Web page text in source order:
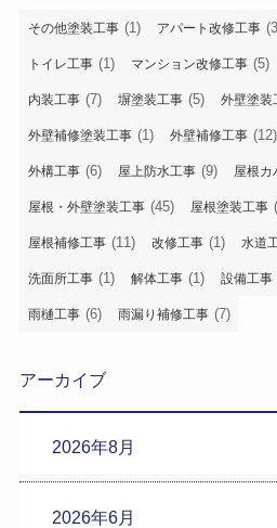
その他塗装工事 (1) アパート改修工事
トイレ工事 (1) マンション改修工事 (5)
内装工事 (7) 塀塗装工事 (5) 外壁塗装
外壁補修塗装工事 (1) 外壁補修工事 (12)
外構工事 (6) 屋上防水工事 (9) 屋根カ
屋根・外壁塗装工事 (45) 屋根塗装工事
屋根補修工事 (11) 改修工事 (1) 水道
洗面所工事 (1) 解体工事 (1) 設備工事
雨樋工事 (6) 雨漏り補修工事 (7)
アーカイブ
2026年8月
2026年6月